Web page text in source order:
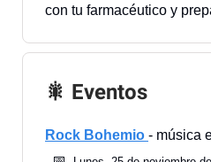
con tu farmacéutico y
🎇 Eventos
Rock Bohemio - música